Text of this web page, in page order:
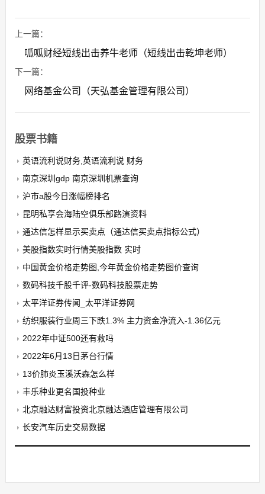
上一篇：
呱呱财经短线出击养牛老师（短线出击乾坤老师）
下一篇：
网络基金公司（天弘基金管理有限公司）
股票书籍
英语流利说财务,英语流利说 财务
南京深圳gdp 南京深圳机票查询
沪市a股今日涨幅榜排名
昆明私享会海陆空俱乐部路演资料
通达信怎样显示买卖点（通达信买卖点指标公式）
美股指数实时行情美股指数 实时
中国黄金价格走势图,今年黄金价格走势图价查询
数码科技千股千评-数码科技股票走势
太平洋证券传闻_太平洋证券网
纺织服装行业周三下跌1.3% 主力资金净流入-1.36亿元
2022年中证500还有救吗
2022年6月13日茅台行情
13价肺炎玉溪沃森怎么样
丰乐种业更名国投种业
北京融达财富投资北京融达酒店管理有限公司
长安汽车历史交易数据